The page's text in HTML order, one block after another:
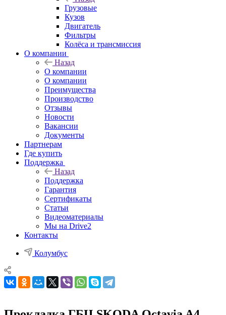
Грузовые
Кузов
Двигатель
Фильтры
Колёса и трансмиссия
О компании
Назад
О компании
О компании
Преимущества
Производство
Отзывы
Новости
Вакансии
Документы
Партнерам
Где купить
Поддержка
Назад
Поддержка
Гарантия
Сертификаты
Статьи
Видеоматериалы
Мы на Drive2
Контакты
Колумбус